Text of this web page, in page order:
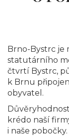
Brno-Bystrc je
statutárního
čtvrtí Bystrc,
k Brnu
obyvatel.
krédo naší
i naše